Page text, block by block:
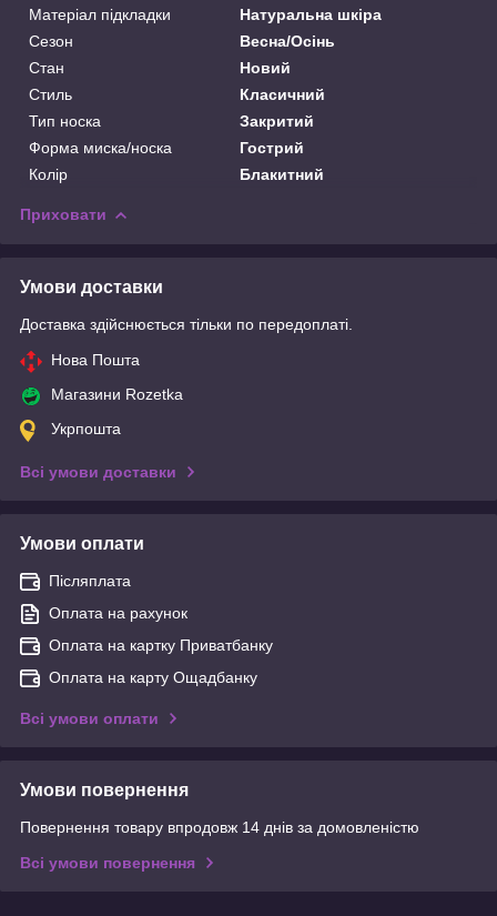
Матеріал підкладки
Натуральна шкіра
Сезон
Весна/Осінь
Стан
Новий
Стиль
Класичний
Тип носка
Закритий
Форма миска/носка
Гострий
Колір
Блакитний
Приховати
Умови доставки
Доставка здійснюється тільки по передоплаті.
Нова Пошта
Магазини Rozetka
Укрпошта
Всі умови доставки
Умови оплати
Післяплата
Оплата на рахунок
Оплата на картку Приватбанку
Оплата на карту Ощадбанку
Всі умови оплати
Умови повернення
Повернення товару впродовж 14 днів за домовленістю
Всі умови повернення